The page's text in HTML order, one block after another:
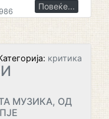
Повеќе...
критика
МУЗИКА, ОД